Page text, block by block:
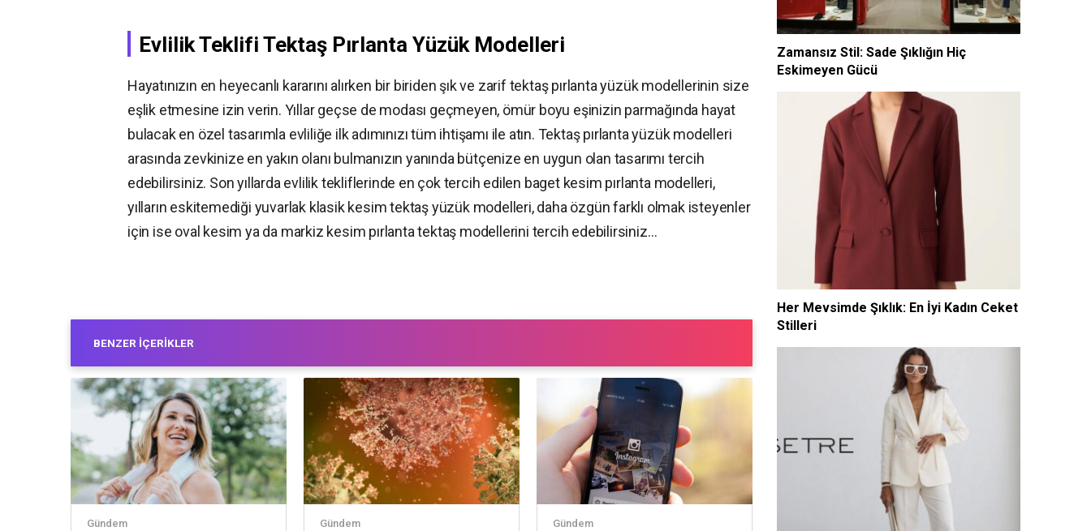
Evlilik Teklifi Tektaş Pırlanta Yüzük Modelleri
Hayatınızın en heyecanlı kararını alırken bir biriden şık ve zarif tektaş pırlanta yüzük modellerinin size
eşlik etmesine izin verin. Yıllar geçse de modası geçmeyen, ömür boyu eşinizin parmağında hayat
bulacak en özel tasarımla evliliğe ilk adımınızı tüm ihtişamı ile atın. Tektaş pırlanta yüzük modelleri
arasında zevkinize en yakın olanı bulmanızın yanında bütçenize en uygun olan tasarımı tercih
edebilirsiniz. Son yıllarda evlilik tekliflerinde en çok tercih edilen baget kesim pırlanta modelleri,
yılların eskitemediği yuvarlak klasik kesim tektaş yüzük modelleri, daha özgün farklı olmak isteyenler
için ise oval kesim ya da markiz kesim pırlanta tektaş modellerini tercih edebilirsiniz…
BENZER İÇERIKLER
Gündem Gündem Gündem
Zamansız Stil: Sade Şıklığın Hiç
Eskimeyen Gücü
Her Mevsimde Şıklık: En İyi Kadın Ceket
Stilleri